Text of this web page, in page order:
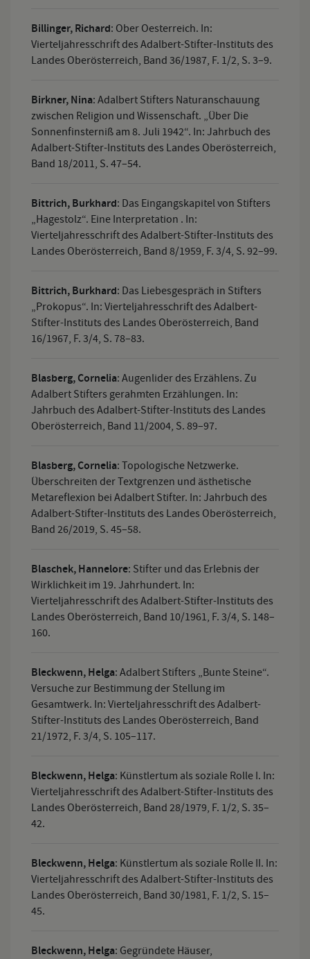
Billinger, Richard: Ober Oesterreich. In:
Vierteljahresschrift des Adalbert-Stifter-Instituts des
Landes Oberösterreich, Band 36/1987, F. 1/2, S. 3–9.
Birkner, Nina: Adalbert Stifters Naturanschauung
zwischen Religion und Wissenschaft. „Über Die
Sonnenfinsterniß am 8. Juli 1942“. In: Jahrbuch des
Adalbert-Stifter-Instituts des Landes Oberösterreich,
Band 18/2011, S. 47–54.
Bittrich, Burkhard: Das Eingangskapitel von Stifters
„Hagestolz“. Eine Interpretation . In:
Vierteljahresschrift des Adalbert-Stifter-Instituts des
Landes Oberösterreich, Band 8/1959, F. 3/4, S. 92–99.
Bittrich, Burkhard: Das Liebesgespräch in Stifters
„Prokopus“. In: Vierteljahresschrift des Adalbert-
Stifter-Instituts des Landes Oberösterreich, Band
16/1967, F. 3/4, S. 78–83.
Blasberg, Cornelia: Augenlider des Erzählens. Zu
Adalbert Stifters gerahmten Erzählungen. In:
Jahrbuch des Adalbert-Stifter-Instituts des Landes
Oberösterreich, Band 11/2004, S. 89–97.
Blasberg, Cornelia: Topologische Netzwerke.
Überschreiten der Textgrenzen und ästhetische
Metareflexion bei Adalbert Stifter. In: Jahrbuch des
Adalbert-Stifter-Instituts des Landes Oberösterreich,
Band 26/2019, S. 45–58.
Blaschek, Hannelore: Stifter und das Erlebnis der
Wirklichkeit im 19. Jahrhundert. In:
Vierteljahresschrift des Adalbert-Stifter-Instituts des
Landes Oberösterreich, Band 10/1961, F. 3/4, S. 148–
160.
Bleckwenn, Helga: Adalbert Stifters „Bunte Steine“.
Versuche zur Bestimmung der Stellung im
Gesamtwerk. In: Vierteljahresschrift des Adalbert-
Stifter-Instituts des Landes Oberösterreich, Band
21/1972, F. 3/4, S. 105–117.
Bleckwenn, Helga: Künstlertum als soziale Rolle I. In:
Vierteljahresschrift des Adalbert-Stifter-Instituts des
Landes Oberösterreich, Band 28/1979, F. 1/2, S. 35–
42.
Bleckwenn, Helga: Künstlertum als soziale Rolle II. In:
Vierteljahresschrift des Adalbert-Stifter-Instituts des
Landes Oberösterreich, Band 30/1981, F. 1/2, S. 15–
45.
Bleckwenn, Helga: Gegründete Häuser,